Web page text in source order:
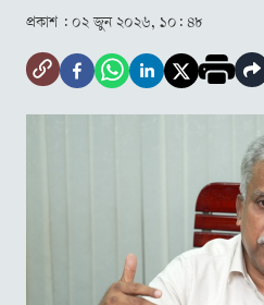
প্রকাশ : ০২ জুন ২০২৬, ১০: ৪৮